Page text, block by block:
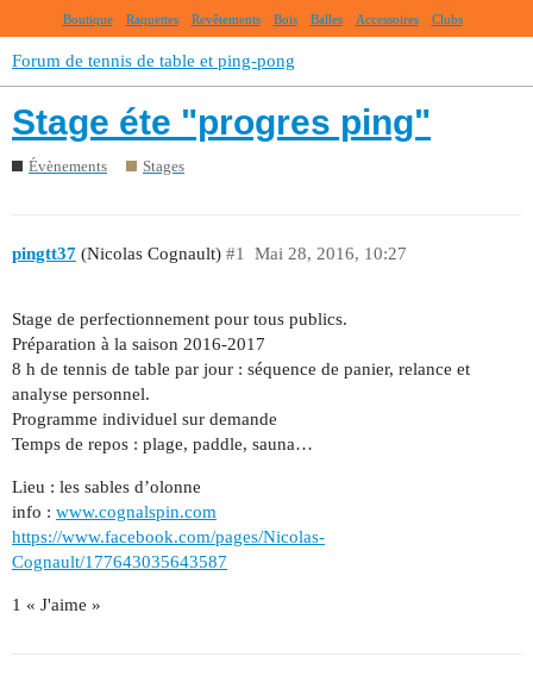
Boutique Raquettes Revêtements Bois Balles Accessoires Clubs
Forum de tennis de table et ping-pong
Stage éte "progres ping"
Évènements Stages
pingtt37 (Nicolas Cognault) Mai 28, 2016, 10:27
#1
Stage de perfectionnement pour tous publics.
Préparation à la saison 2016-2017
8 h de tennis de table par jour : séquence de panier, relance et
analyse personnel.
Programme individuel sur demande
Temps de repos : plage, paddle, sauna…
Lieu : les sables d’olonne
info : www.cognalspin.com
https://www.facebook.com/pages/Nicolas-
Cognault/177643035643587
1 « J'aime »